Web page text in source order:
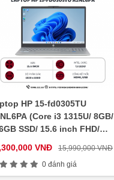
HP 15-fd0305TU
(Core i3 1315U/ 8GB/
SSD/ 15.6 inch FHD/
VNĐ
15,990,000 VNĐ
0 đánh giá